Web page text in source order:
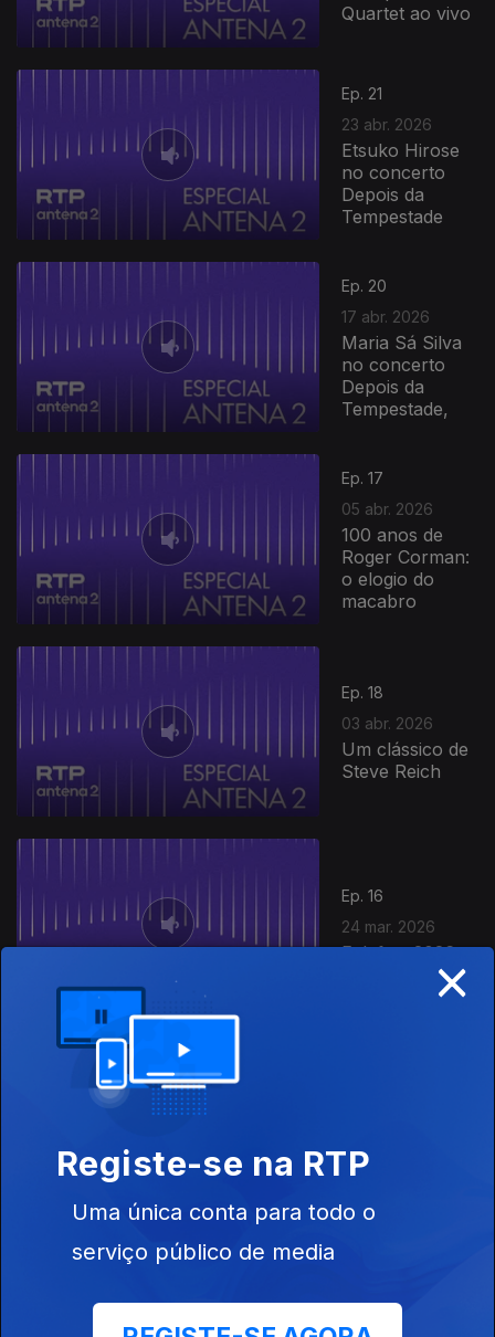
Quartet ao vivo
Ep. 21
23 abr. 2026
Etsuko Hirose
no concerto
Depois da
Tempestade
Ep. 20
17 abr. 2026
Maria Sá Silva
no concerto
Depois da
Tempestade,
Ep. 17
05 abr. 2026
100 anos de
Roger Corman:
o elogio do
macabro
Ep. 18
03 abr. 2026
Um clássico de
Steve Reich
922038
Ep. 16
24 mar. 2026
Folefest 2026
Castelo Branco,
Dia Mundial da
Poesia
×
Registe-se na RTP
Uma única conta para todo o
serviço público de media